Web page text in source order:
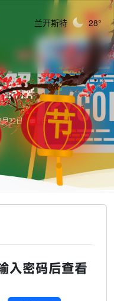
兰开斯特 28°
详解
月22日 0评论
入密码后查看
节